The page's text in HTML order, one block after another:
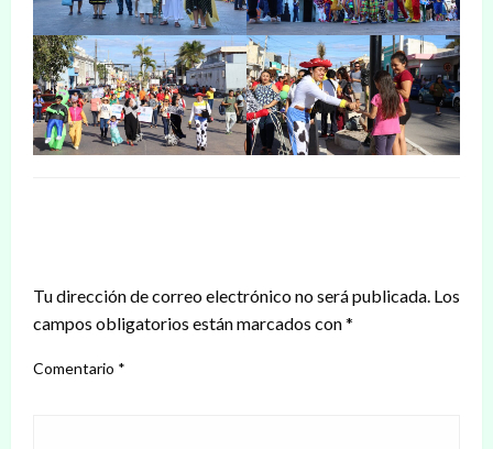
Tu dirección de correo electrónico no será publicada. Los
campos obligatorios están marcados con*
Comentario *